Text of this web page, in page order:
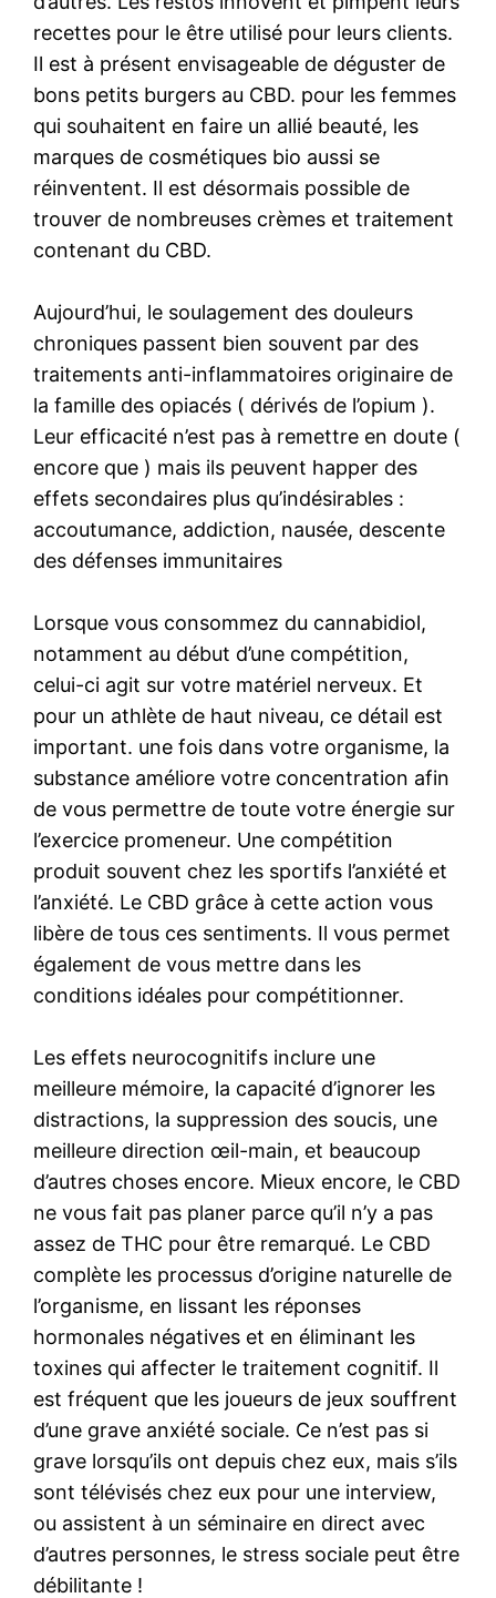
recettes pour le être utilisé pour leurs clients.
Il est à présent envisageable de déguster de
bons petits burgers au CBD. pour les femmes
qui souhaitent en faire un allié beauté, les
marques de cosmétiques bio aussi se
réinventent. Il est désormais possible de
trouver de nombreuses crèmes et traitement
contenant du CBD.
Aujourd’hui, le soulagement des douleurs
chroniques passent bien souvent par des
traitements anti-inflammatoires originaire de
la famille des opiacés ( dérivés de l’opium ).
Leur efficacité n’est pas à remettre en doute (
encore que ) mais ils peuvent happer des
effets secondaires plus qu’indésirables :
accoutumance, addiction, nausée, descente
des défenses immunitaires
Lorsque vous consommez du cannabidiol,
notamment au début d’une compétition,
celui-ci agit sur votre matériel nerveux. Et
pour un athlète de haut niveau, ce détail est
important. une fois dans votre organisme, la
substance améliore votre concentration afin
de vous permettre de toute votre énergie sur
l’exercice promeneur. Une compétition
produit souvent chez les sportifs l’anxiété et
l’anxiété. Le CBD grâce à cette action vous
libère de tous ces sentiments. Il vous permet
également de vous mettre dans les
conditions idéales pour compétitionner.
Les effets neurocognitifs inclure une
meilleure mémoire, la capacité d’ignorer les
distractions, la suppression des soucis, une
meilleure direction œil-main, et beaucoup
d’autres choses encore. Mieux encore, le CBD
ne vous fait pas planer parce qu’il n’y a pas
assez de THC pour être remarqué. Le CBD
complète les processus d’origine naturelle de
l’organisme, en lissant les réponses
hormonales négatives et en éliminant les
toxines qui affecter le traitement cognitif. Il
est fréquent que les joueurs de jeux souffrent
d’une grave anxiété sociale. Ce n’est pas si
grave lorsqu’ils ont depuis chez eux, mais s’ils
sont télévisés chez eux pour une interview,
ou assistent à un séminaire en direct avec
d’autres personnes, le stress sociale peut être
débilitante !